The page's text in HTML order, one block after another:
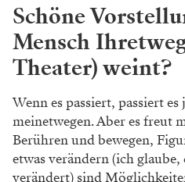
Schöne
Mensch
Theater) weint?
Wenn es passiert, passiert
meinetwegen. Aber es freut
Berühren und bewegen,
etwas verändern (ich glaube,
verändert) sind